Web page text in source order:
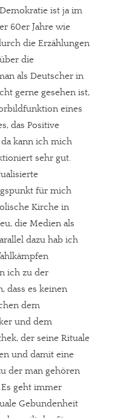
Arbeit?
durch Partnerprofile und
sind in den letzten Monaten
ist ja im
60er Jahre wie
die Erzählungen
die
als Deutscher in
gerne gesehen ist,
eines
das Positive
kann ich mich
sehr gut.
für mich
Kirche in
die Medien als
dazu hab ich
ich zu der
dass es keinen
dem
und dem
der seine Rituale
und damit eine
der man gehören
geht immer
Gebundenheit